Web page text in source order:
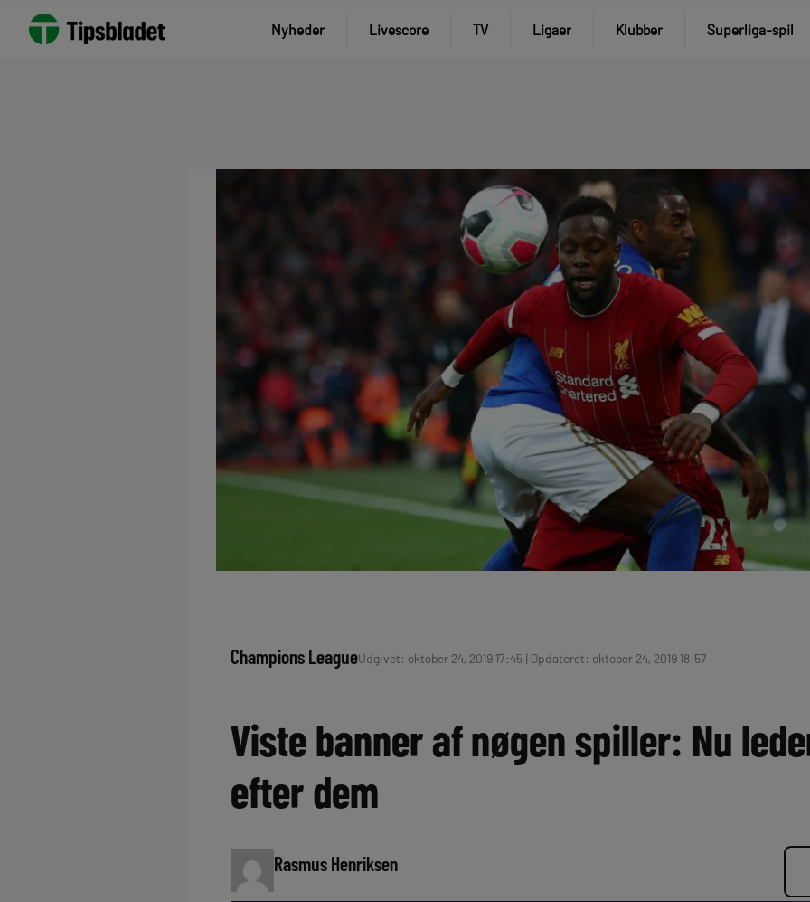
Nyheder Livescore TV Ligaer Klubber Superliga-spil
Champions LeagueUdgivet: oktober 24, 2019 17:45 | Opdateret: oktober 24, 2019 18:57
Viste banner af nøgen spiller: Nu
efter dem
Rasmus Henriksen